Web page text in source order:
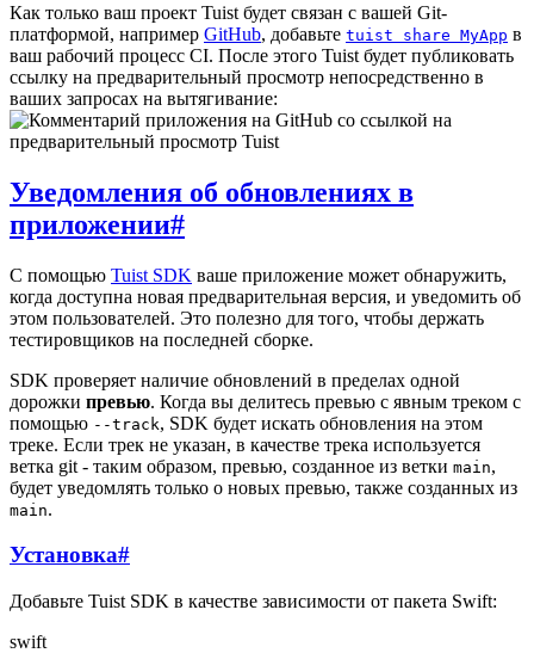
Как только ваш проект Tuist будет связан с вашей Git-
платформой, например GitHub, добавьте tuist share MyApp в
ваш рабочий процесс CI. После этого Tuist будет публиковать
ссылку на предварительный просмотр непосредственно в
ваших запросах на вытягивание:
Уведомления об обновлениях в
приложении#
С помощью Tuist SDK ваше приложение может обнаружить,
когда доступна новая предварительная версия, и уведомить об
этом пользователей. Это полезно для того, чтобы держать
тестировщиков на последней сборке.
SDK проверяет наличие обновлений в пределах одной
дорожки превью. Когда вы делитесь превью с явным треком с
помощью --track, SDK будет искать обновления на этом
треке. Если трек не указан, в качестве трека используется
ветка git - таким образом, превью, созданное из ветки main,
будет уведомлять только о новых превью, также созданных из
main.
Установка#
Добавьте Tuist SDK в качестве зависимости от пакета Swift:
swift